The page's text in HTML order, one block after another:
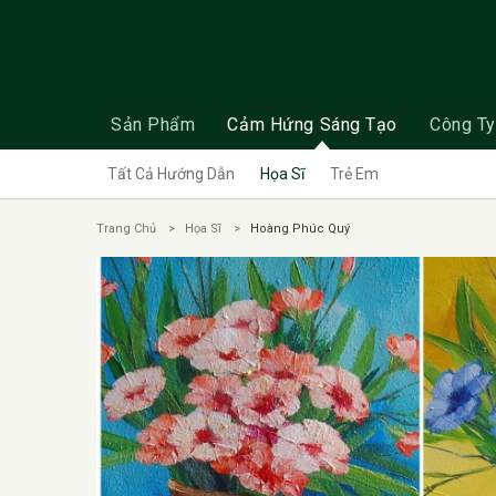
Sản Phẩm Cảm Hứng Sáng Tạo Công Ty
Tất Cả Hướng Dẫn Họa Sĩ Trẻ Em
Trang Chủ Họa Sĩ Hoàng Phúc Quý